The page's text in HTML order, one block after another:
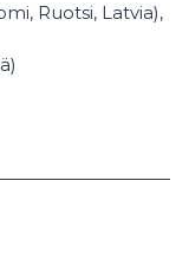
Ruotsi, Latvia),